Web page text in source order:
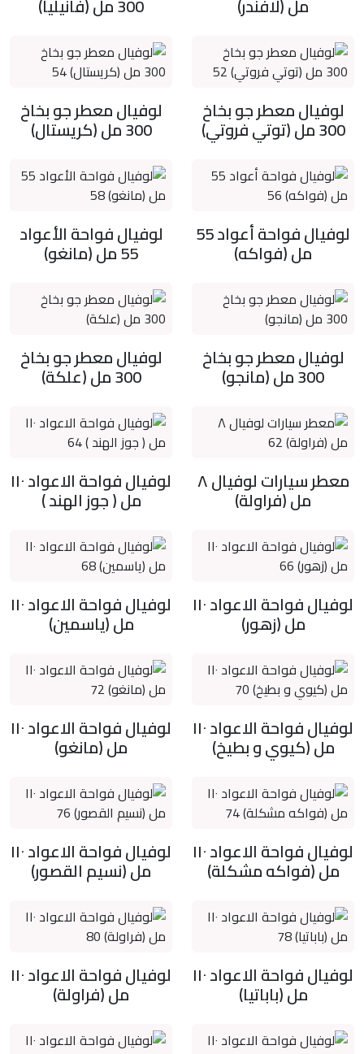
مل (لافندر) 300 مل (فانيليا)
لوفيال معطر جو بخاخ
300 مل (توتي فروتي)
لوفيال معطر جو بخاخ
300 مل (كريستال)
لوفيال فواحة أعواد 55
مل (فواكه)
لوفيال فواحة الأعواد
55 مل (مانغو)
لوفيال معطر جو بخاخ
300 مل (مانجو)
لوفيال معطر جو بخاخ
300 مل (علكة)
معطر سيارات لوفيال ٨
مل (فراولة)
لوفيال فواحة الاعواد ١١٠
مل ( جوز الهند )
لوفيال فواحة الاعواد ١١٠
مل (زهور)
لوفيال فواحة الاعواد ١١٠
مل (ياسمين)
لوفيال فواحة الاعواد ١١٠
مل (كيوي و بطيخ)
لوفيال فواحة الاعواد ١١٠
مل (مانغو)
لوفيال فواحة الاعواد ١١٠
مل (فواكه مشكلة)
لوفيال فواحة الاعواد ١١٠
مل (نسيم القصور)
لوفيال فواحة الاعواد ١١٠
مل (باباتيا)
لوفيال فواحة الاعواد ١١٠
مل (فراولة)